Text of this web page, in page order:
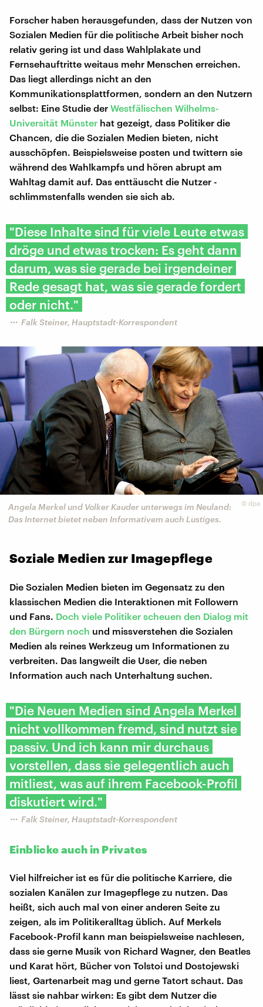
Forscher haben herausgefunden, dass der Nutzen von
Sozialen Medien für die politische Arbeit bisher noch
relativ gering ist und dass Wahlplakate und
Fernsehauftritte weitaus mehr Menschen erreichen.
Das liegt allerdings nicht an den
Kommunikationsplattformen, sondern an den Nutzern
selbst: Eine Studie der Westfälischen Wilhelms-
Universität Münster hat gezeigt, dass Politiker die
Chancen, die die Sozialen Medien bieten, nicht
ausschöpfen. Beispielsweise posten und twittern sie
während des Wahlkampfs und hören abrupt am
Wahltag damit auf. Das enttäuscht die Nutzer -
schlimmstenfalls wenden sie sich ab.
"Diese Inhalte sind für viele Leute etwas
dröge und etwas trocken: Es geht dann
darum, was sie gerade bei irgendeiner
Rede gesagt hat, was sie gerade fordert
oder nicht."
Falk Steiner, Hauptstadt-Korrespondent
© dpa
Angela Merkel und Volker Kauder unterwegs im Neuland:
Das Internet bietet neben Informativem auch Lustiges.
Soziale Medien zur Imagepflege
Die Sozialen Medien bieten im Gegensatz zu den
klassischen Medien die Interaktionen mit Followern
und Fans. Doch viele Politiker scheuen den Dialog mit
den Bürgern noch und missverstehen die Sozialen
Medien als reines Werkzeug um Informationen zu
verbreiten. Das langweilt die User, die neben
Information auch nach Unterhaltung suchen.
"Die Neuen Medien sind Angela Merkel
nicht vollkommen fremd, sind nutzt sie
passiv. Und ich kann mir durchaus
vorstellen, dass sie gelegentlich auch
mitliest, was auf ihrem Facebook-Profil
diskutiert wird."
Falk Steiner, Hauptstadt-Korrespondent
Einblicke auch in Privates
Viel hilfreicher ist es für die politische Karriere, die
sozialen Kanälen zur Imagepflege zu nutzen. Das
heißt, sich auch mal von einer anderen Seite zu
zeigen, als im Politikeralltag üblich. Auf Merkels
Facebook-Profil kann man beispielsweise nachlesen,
dass sie gerne Musik von Richard Wagner, den Beatles
und Karat hört, Bücher von Tolstoi und Dostojewski
liest, Gartenarbeit mag und gerne Tatort schaut. Das
lässt sie nahbar wirken: Es gibt dem Nutzer die